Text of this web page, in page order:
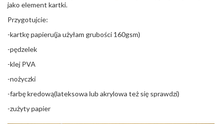
jako element kartki.
Przygotujcie:
-kartkę papieru(ja użyłam grubości 160gsm)
-pędzelek
-klej PVA
-nożyczki
-farbę kredową(lateksowa lub akrylowa też się sprawdzi)
-zużyty papier